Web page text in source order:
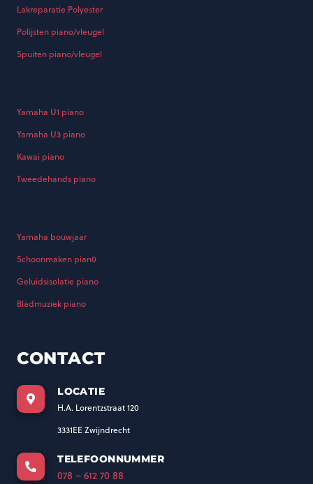
Lakreparatie Polyester
Polijsten piano/vleugel
Spuiten piano/vleugel
Yamaha U1 piano
Yamaha U3 piano
Kawai piano
Tweedehands piano
Yamaha bouwjaar
Schoonmaken pian0
Geluidsisolatie piano
Bladmuziek piano
CONTACT
LOCATIE
H.A. Lorentzstraat 120
3331EE Zwijndrecht
TELEFOONNUMMER
078 – 612 70 88